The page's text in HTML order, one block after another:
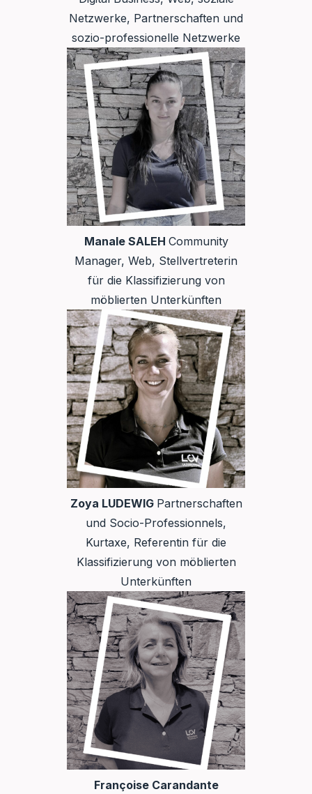
Netzwerke, Partnerschaften und
sozio-professionelle Netzwerke
Manale SALEH Community
Manager, Web, Stellvertreterin
für die Klassifizierung von
möblierten Unterkünften
Zoya LUDEWIG Partnerschaften
und Socio-Professionnels,
Kurtaxe, Referentin für die
Klassifizierung von möblierten
Unterkünften
Françoise Carandante